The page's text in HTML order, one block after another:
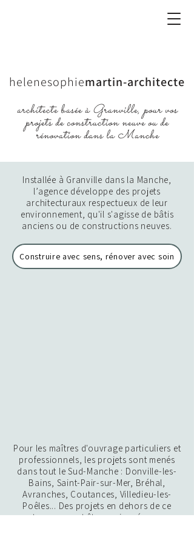
helenesophiemartin-architecte
architecte basée à Granville, pour vos
projets de construction neuve ou de
rénovation dans la Manche
Installée à Granville dans la Manche,
l’agence développe des projets
architecturaux respectueux de leur
environnement, qu'il s'agisse de bâtis
anciens ou de constructions neuves.
Construire avec sens, rénover avec soin
Pour les maîtres d'ouvrage particuliers et
professionnels, les projets sont menés
dans tout le Sud-Manche : Donville-les-
Bains, Saint-Pair-sur-Mer, Bréhal,
Avranches, Coutances, Villedieu-les-
Poêles... Des projets en dehors de ce
secteur peuvent être envisagés au cas